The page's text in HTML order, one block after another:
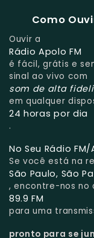
Como
Ouvir a
Rádio Apolo FM
é fácil, grátis e
sinal ao vivo com
som de alta
em qualquer
24 horas por dia
.
No Seu Rádio FM/
Se você está na
São Paulo, São
, encontre-nos no
89.9 FM
para uma
pronto para se